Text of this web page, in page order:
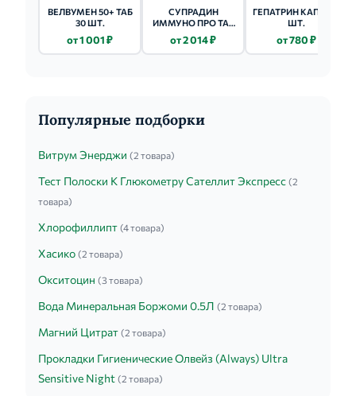
ВЕЛВУМЕН 50+ ТАБ
30 ШТ.
от 1 001 ₽
СУПРАДИН
ИММУНО ПРО ТАБ
от 2 014 ₽
ГЕПАТРИН КАПС. 30
ШТ.
от 780 ₽
Популярные подборки
Витрум Энерджи (2 товара)
Тест Полоски К Глюкометру Сателлит Экспресс (2
товара)
Хлорофиллипт (4 товара)
Хасико (2 товара)
Окситоцин (3 товара)
Вода Минеральная Боржоми 0.5Л (2 товара)
Магний Цитрат (2 товара)
Прокладки Гигиенические Олвейз (Always) Ultra
Sensitive Night (2 товара)